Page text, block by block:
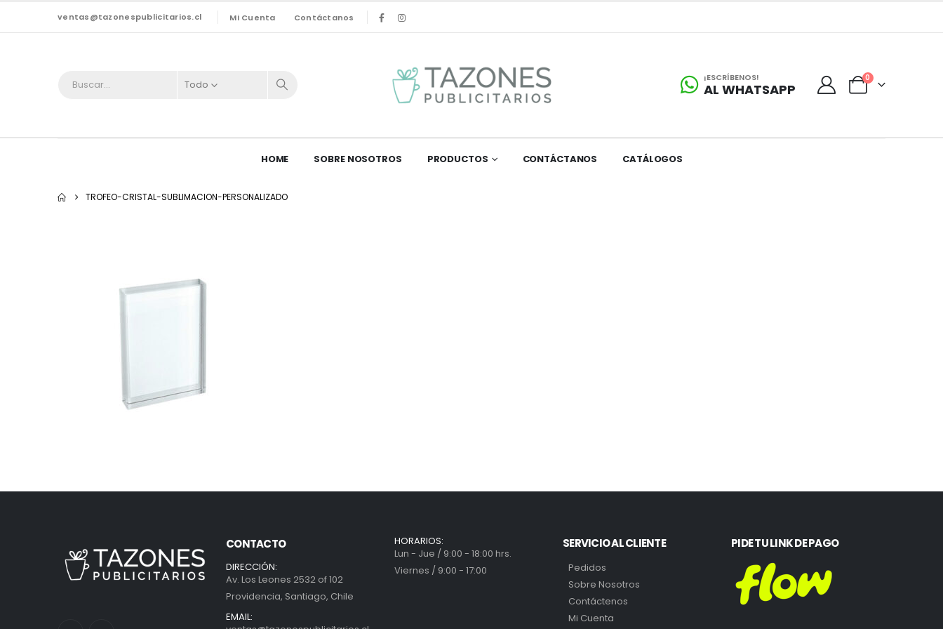
ventas@tazonespublicitarios.cl Mi Cuenta Contáctanos
Todo
¡ESCRÍBENOS!
AL WHATSAPP
0
HOME SOBRE NOSOTROS PRODUCTOS CONTÁCTANOS CATÁLOGOS
TROFEO-CRISTAL-SUBLIMACION-PERSONALIZADO
CONTACTO
DIRECCIÓN:
Av. Los Leones 2532 of 102
Providencia, Santiago, Chile
EMAIL:
HORARIOS:
Lun - Jue / 9:00 - 18:00 hrs.
Viernes / 9:00 - 17:00
SERVICIO AL CLIENTE
Pedidos
Sobre Nosotros
Contáctenos
Mi Cuenta
PIDE TU LINK DE PAGO